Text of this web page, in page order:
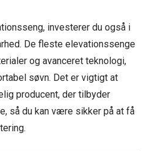
investerer du også i
De fleste elevationssenge
og avanceret teknologi,
søvn. Det er vigtigt at
producent, der tilbyder
så du kan være sikker på at få